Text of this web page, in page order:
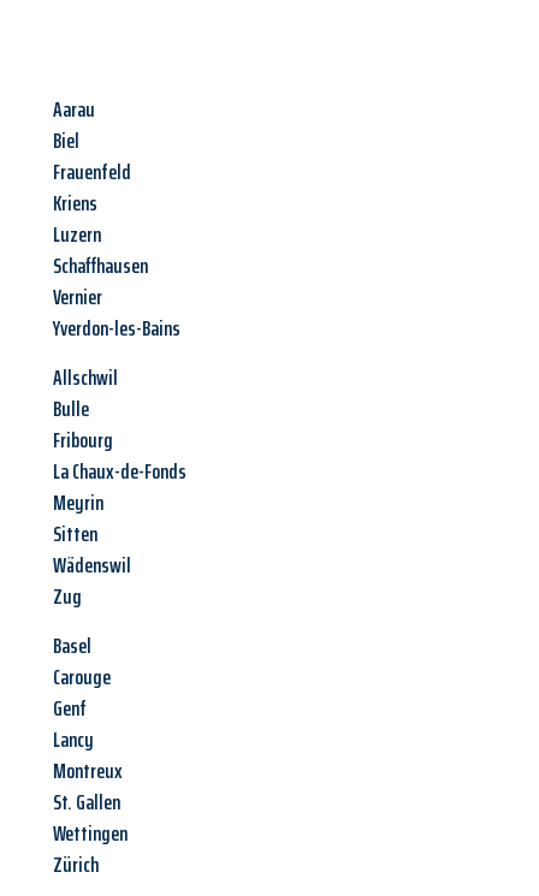
Aarau
Biel
Frauenfeld
Kriens
Luzern
Schaffhausen
Vernier
Yverdon-les-Bains
Allschwil
Bulle
Fribourg
La Chaux-de-Fonds
Meyrin
Sitten
Wädenswil
Zug
Basel
Carouge
Genf
Lancy
Montreux
St. Gallen
Wettingen
Zürich